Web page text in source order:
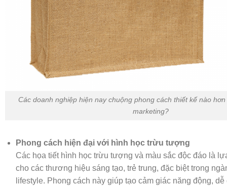
Các doanh nghiệp hiện nay chuộng phong cách thiết kế nào
marketing?
Phong cách hiện đại với hình học trừu tượng
Các họa tiết hình học trừu tượng và màu sắc độc đáo là
cho các thương hiệu sáng tạo, trẻ trung, đặc biệt trong
lifestyle. Phong cách này giúp tạo cảm giác năng động,